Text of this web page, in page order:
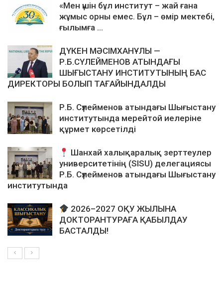
«Мен үшін бұл институт – жай ғана
жұмыс орны емес. Бұл – өмір мектебі,
ғылымға ...
ДҮКЕН МӘСІМХАНҰЛЫ —
Р.Б.СҮЛЕЙМЕНОВ АТЫНДАҒЫ
ШЫҒЫСТАНУ ИНСТИТУТЫНЫҢ БАС
ДИРЕКТОРЫ БОЛЫП ТАҒАЙЫНДАЛДЫ
Р.Б. Сүлейменов атындағы Шығыстану
институтында мерейтой иелеріне
құрмет көрсетілді
Шанхай халықаралық зерттеулер
университетінің (SISU) делегациясы
Р.Б. Сүлейменов атындағы Шығыстану
институтында
2026–2027 ОҚУ ЖЫЛЫНА
ДОКТОРАНТУРАҒА ҚАБЫЛДАУ
БАСТАЛДЫ!